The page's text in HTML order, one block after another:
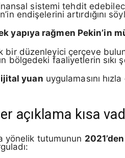
sistemi tehdit
endişelerini artırdığını
yapıya rağmen Pekin’in
bir düzenleyici çerçeve
bölgedeki faaliyetlerin
yuan uygulamasını
açıklama kısa
yönelik tutumunun